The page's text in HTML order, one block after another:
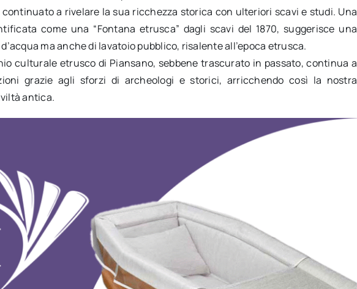
a rivelare la sua ricchezza storica con ulteriori scavi e studi. Una
come una “Fontana etrusca” dagli scavi del 1870, suggerisce una
ma anche di lavatoio pubblico, risalente all’epoca etrusca.
culturale etrusco di Piansano, sebbene trascurato in passato, continua a
grazie agli sforzi di archeologi e storici, arricchendo così la nostra
antica.